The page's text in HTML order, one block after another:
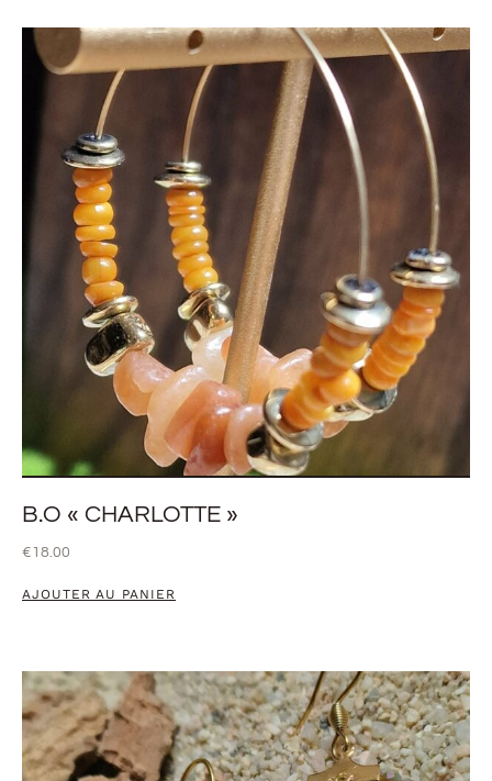
B.O « CHARLOTTE »
€ 18.00
AJOUTER AU PANIER